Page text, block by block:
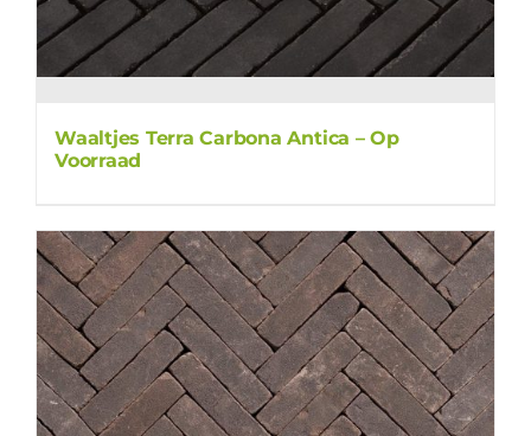
Waaltjes Terra Carbona Antica – Op
Voorraad